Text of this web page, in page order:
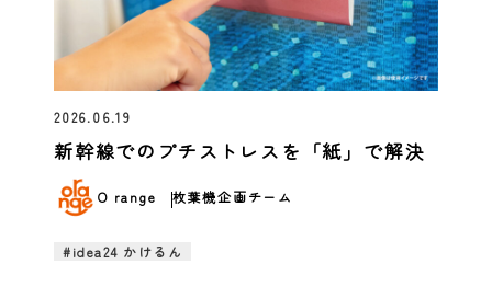
2026.06.19
新幹線でのプチストレスを「紙」で解決
O range 枚葉機企画チーム
#idea24 かけるん